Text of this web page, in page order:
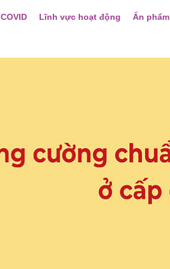
Lĩnh vực hoạt động Ấn phẩm